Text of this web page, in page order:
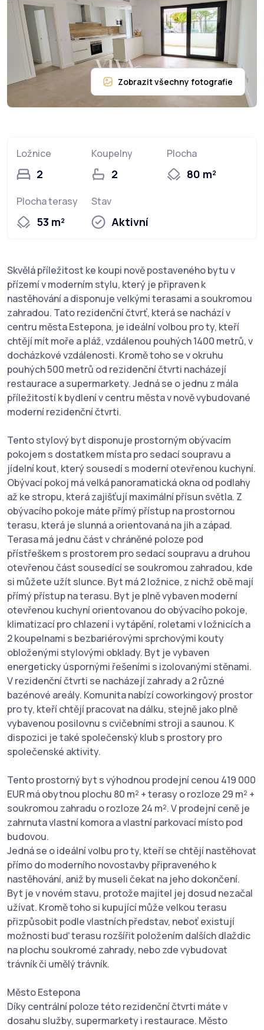
Ložnice
2
Koupelny
2
Plocha
80 m²
Plocha terasy
53 m²
Stav
Aktivní
Skvělá příležitost ke koupi nově postaveného bytu v
přízemí v moderním stylu, který je připraven k
nastěhování a disponuje velkými terasami a soukromou
zahradou. Tato rezidenční čtvrť, která se nachází v
centru města Estepona, je ideální volbou pro ty, kteří
chtějí mít moře a pláž, vzdálenou pouhých 1400 metrů, v
docházkové vzdálenosti. Kromě toho se v okruhu
pouhých 500 metrů od rezidenční čtvrti nacházejí
restaurace a supermarkety. Jedná se o jednu z mála
příležitostí k bydlení v centru města v nově vybudované
moderní rezidenční čtvrti.
Tento stylový byt disponuje prostorným obývacím
pokojem s dostatkem místa pro sedací soupravu a
jídelní kout, který sousedí s moderní otevřenou kuchyní.
Obývací pokoj má velká panoramatická okna od podlahy
až ke stropu, která zajišťují maximální přísun světla. Z
obývacího pokoje máte přímý přístup na prostornou
terasu, která je slunná a orientovaná na jih a západ.
Terasa má jednu část v chráněné poloze pod
přístřeškem s prostorem pro sedací soupravu a druhou
otevřenou část sousedící se soukromou zahradou, kde
si můžete užít slunce. Byt má 2 ložnice, z nichž obě mají
přímý přístup na terasu. Byt je plně vybaven moderní
otevřenou kuchyní orientovanou do obývacího pokoje,
klimatizací pro chlazení i vytápění, roletami v ložnicích a
2 koupelnami s bezbariérovými sprchovými kouty
obloženými stylovými obklady. Byt je vybaven
energeticky úspornými řešeními s izolovanými stěnami.
V rezidenční čtvrti se nacházejí zahrady a 2 různé
bazénové areály. Komunita nabízí coworkingový prostor
pro ty, kteří chtějí pracovat na dálku, stejně jako plně
vybavenou posilovnu s cvičebními stroji a saunou. K
dispozici je také společenský klub s prostory pro
společenské aktivity.
Tento prostorný byt s výhodnou prodejní cenou 419 000
EUR má obytnou plochu 80 m² + terasy o rozloze 29 m² +
soukromou zahradu o rozloze 24 m². V prodejní ceně je
zahrnuta vlastní komora a vlastní parkovací místo pod
budovou.
Jedná se o ideální volbu pro ty, kteří se chtějí nastěhovat
přímo do moderního novostavby připraveného k
nastěhování, aniž by museli čekat na jeho dokončení.
Byt je v novém stavu, protože majitel jej dosud nezačal
užívat. Kromě toho si kupující může velkou terasu
přizpůsobit podle vlastních představ, neboť existují
možnosti buď terasu rozšířit položením dalších dlaždic
na plochu soukromé zahrady, nebo zde vybudovat
trávník či umělý trávník.
Město Estepona
Díky centrální poloze této rezidenční čtvrti máte v
dosahu služby, supermarkety i restaurace. Město